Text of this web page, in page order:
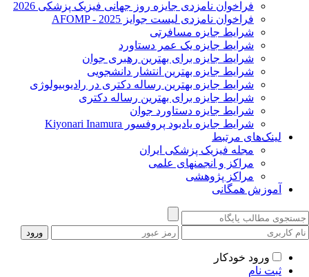
فراخوان نامزدی جایزه روز جهانی فیزیک پزشکی 2026
فراخوان نامزدی لیست جوایز AFOMP - 2025
شرایط جایزه مسافرتی
شرایط جایزه یک عمر دستاورد
شرایط جایزه برای بهترین رهبری جوان
شرایط جایزه بهترین انتشار دانشجویی
شرایط جایزه بهترین رساله دکتری در رادیوبیولوژی
شرایط جایزه برای بهترین رساله دکتری
شرایط جایزه دستاورد جوان
شرایط جایزه یادبود پروفسور Kiyonari Inamura
لینک‌های مرتبط
مجله فیزیک پزشکی ایران
مراکز و انجمنهای علمی
مراکز پژوهشی
آموزش همگانی
ورود خودکار
ثبت نام